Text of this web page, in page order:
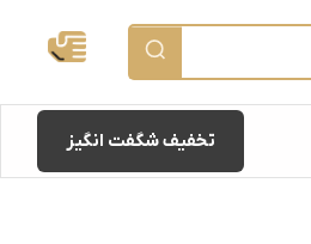
تخفیف شگفت انگیز